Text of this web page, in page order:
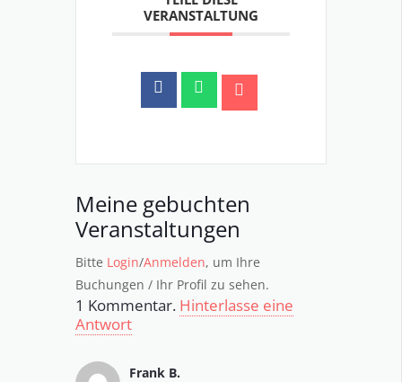
VERANSTALTUNG
Meine gebuchten
Veranstaltungen
Bitte Login/Anmelden, um Ihre
Buchungen / Ihr Profil zu sehen.
1 Kommentar. Hinterlasse eine
Antwort
Frank B.